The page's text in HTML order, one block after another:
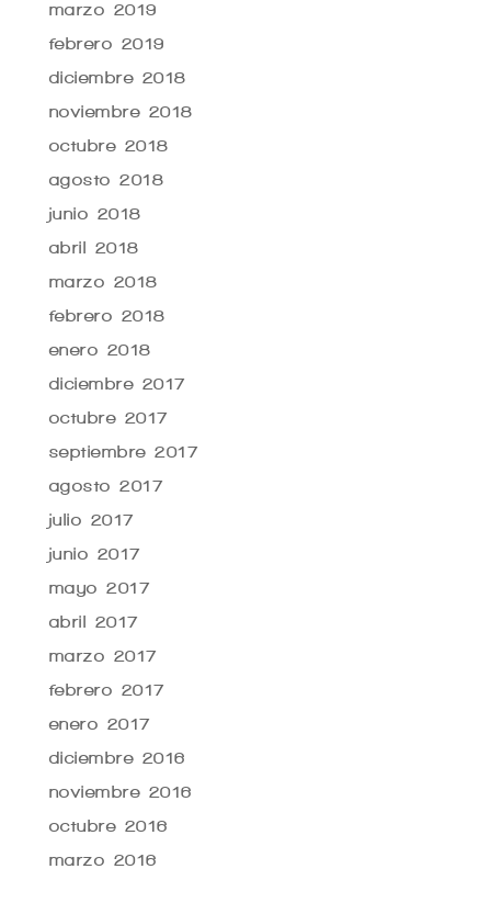
marzo 2019
febrero 2019
diciembre 2018
noviembre 2018
octubre 2018
agosto 2018
junio 2018
abril 2018
marzo 2018
febrero 2018
enero 2018
diciembre 2017
octubre 2017
septiembre 2017
agosto 2017
julio 2017
junio 2017
mayo 2017
abril 2017
marzo 2017
febrero 2017
enero 2017
diciembre 2016
noviembre 2016
octubre 2016
marzo 2016